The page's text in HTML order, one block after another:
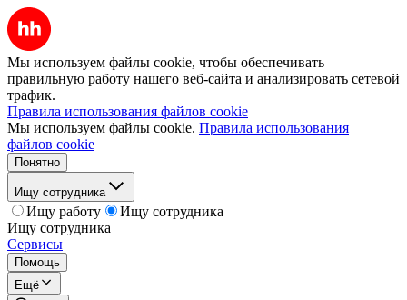
Мы используем файлы cookie, чтобы обеспечивать
правильную работу нашего веб-сайта и анализировать сетевой
трафик.
Правила использования файлов cookie
Мы используем файлы cookie. Правила использования
файлов cookie
Понятно
Ищу сотрудника
Ищу работу
Ищу сотрудника
Ищу сотрудника
Сервисы
Помощь
Ещё